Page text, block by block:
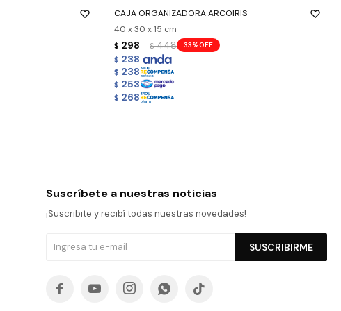
CAJA ORGANIZADORA ARCOIRIS
40 x 30 x 15 cm
$ 298 $ 448 33
$ 238
$ 238
$ 253
$ 268
Suscríbete a nuestras noticias
¡Suscribite y recibí todas nuestras novedades!
SUSCRIBIRME
    